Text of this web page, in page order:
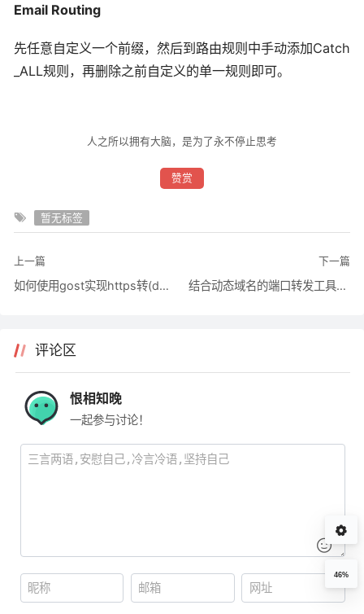
Email Routing
先任意自定义一个前缀，然后到路由规则中手动添加Catch
_ALL规则，再删除之前自定义的单一规则即可。
人之所以拥有大脑，是为了永不停止思考
赞赏
暂无标签
上一篇
如何使用gost实现https转(dai)发(li)
下一篇
结合动态域名的端口转发工具：haproxy
评论区
恨相知晚
一起参与讨论！
46%